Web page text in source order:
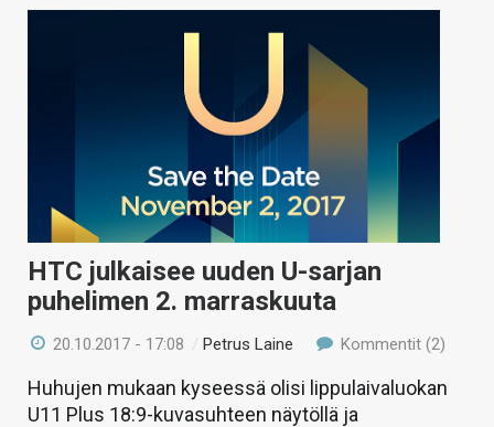
HAKU
HTC julkaisee uuden U-sarjan
puhelimen 2. marraskuuta
20.10.2017 - 17:08 /Petrus Laine Kommentit (2)
Huhujen mukaan kyseessä olisi lippulaivaluokan
U11 Plus 18:9-kuvasuhteen näytöllä ja